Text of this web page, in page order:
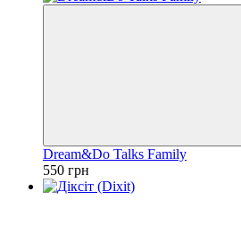
Dream&Do Talks Family
550 грн